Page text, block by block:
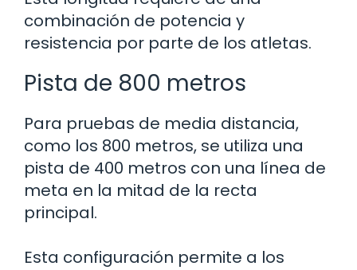
combinación de potencia y
resistencia por parte de los atletas.
Pista de 800 metros
Para pruebas de media distancia,
como los 800 metros, se utiliza una
pista de 400 metros con una línea de
meta en la mitad de la recta
principal.
Esta configuración permite a los